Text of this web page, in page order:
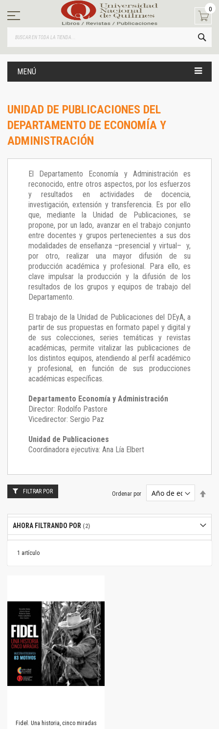
contenido
0
MENÚ
UNIDAD DE PUBLICACIONES DEL
DEPARTAMENTO DE ECONOMÍA Y
ADMINISTRACIÓN
El Departamento Economía y Administración es
reconocido, entre otros aspectos, por los esfuerzos
y resultados en actividades de docencia,
investigación, extensión y transferencia. Es por ello
que, mediante la Unidad de Publicaciones, se
propone, por un lado, avanzar en el trabajo conjunto
entre docentes y grupos pertenecientes a sus dos
modalidades de enseñanza –presencial y virtual– y,
por otro, realizar una mayor difusión de su
producción académica y profesional. Para ello, es
clave impulsar la producción y la difusión de los
resultados de los grupos y equipos de trabajo del
Departamento.
El trabajo de la Unidad de Publicaciones del DEyA, a
partir de sus propuestas en formato papel y digital y
de sus colecciones, series temáticas y revistas
académicas, permite vitalizar las publicaciones de
los distintos equipos, atendiendo al perfil académico
y profesional, en función de sus producciones
académicas específicas.
Departamento Economía y Administración
Director: Rodolfo Pastore
Vicedirector: Sergio Paz
Unidad de Publicaciones
Coordinadora ejecutiva: Ana Lía Elbert
1 artículo
Ordenar por
Fidel. Una historia, cinco miradas
FILTRAR POR
AHORA FILTRANDO POR